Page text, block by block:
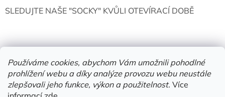
Používáme cookies, abychom Vám umožnili pohodlné
prohlížení webu a díky analýze provozu webu neustále
zlepšovali jeho funkce, výkon a použitelnost. Více
SLEDUJTE NAŠE "SOCKY" KVŮLI OTEVÍRACÍ DOBĚ